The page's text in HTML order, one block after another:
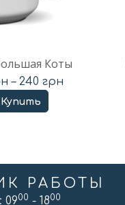
Коты
– 240 грн
Купить
РАБОТЫ
00 - 1800